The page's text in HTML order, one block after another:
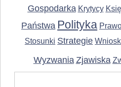
Gospodarka Krytycy
Państwa Polityka
Stosunki Strategie
Wyzwania Zjawiska